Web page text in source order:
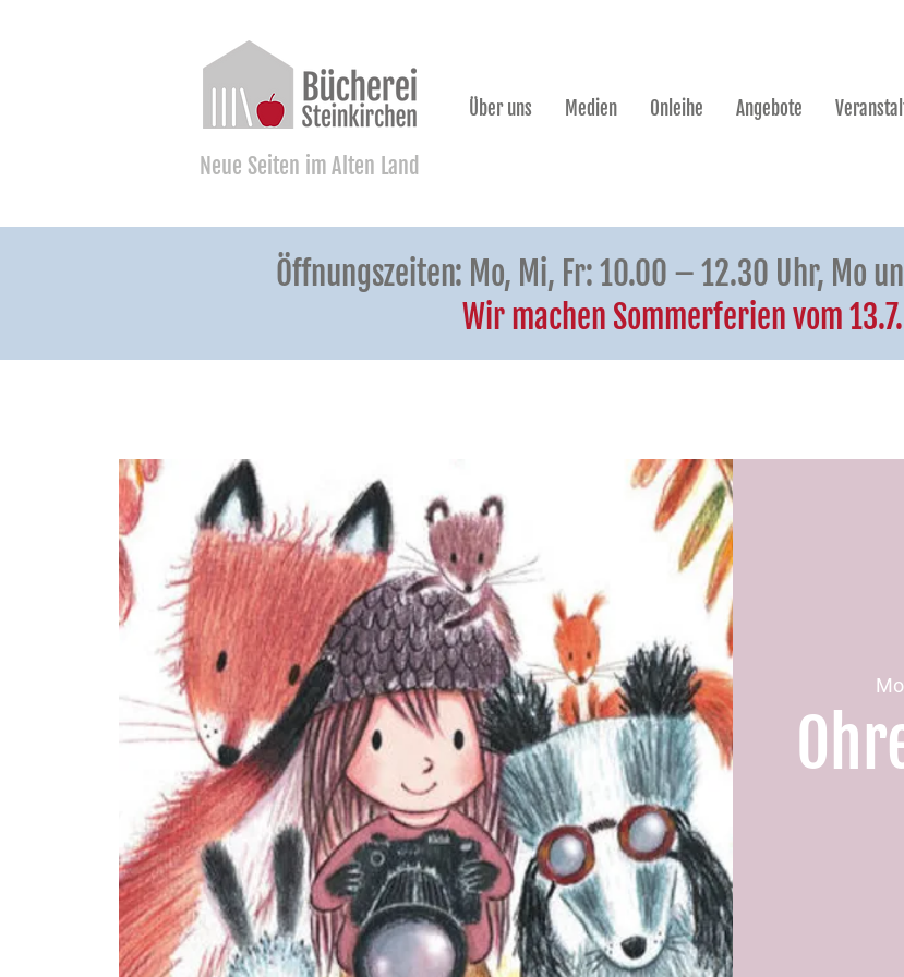
Neue Seiten im Alten Land
Über uns Medien Onleihe Angebote
Öffnungszeiten: Mo, Mi, Fr: 10.00 – 12.30 Uhr, Mo
Wir machen Sommerferien vom